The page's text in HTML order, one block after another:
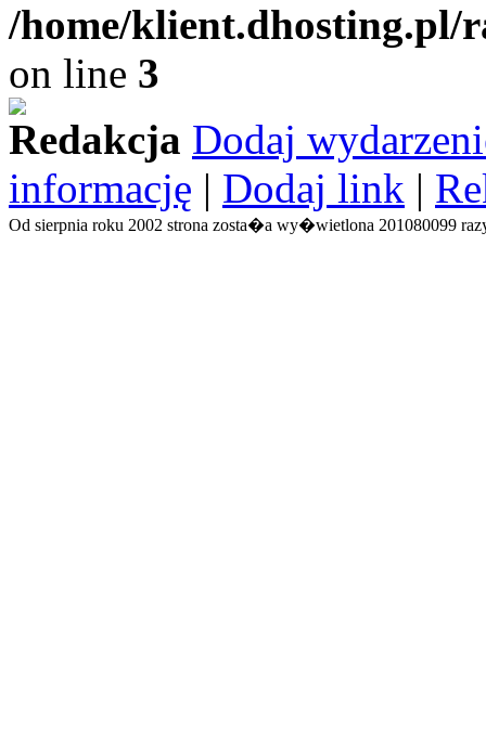
/home/
on line 3
Redakcja Dodaj
informację | Dodaj link |
Od sierpnia roku 2002 strona zosta�a wy�wietlona 201080099